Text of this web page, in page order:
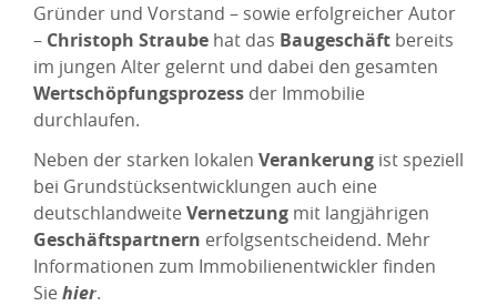
Gründer und Vorstand – sowie erfolgreicher Autor
– Christoph Straube hat das Baugeschäft bereits
im jungen Alter gelernt und dabei den gesamten
Wertschöpfungsprozess der Immobilie
durchlaufen.
Neben der starken lokalen Verankerung ist speziell
bei Grundstücksentwicklungen auch eine
deutschlandweite Vernetzung mit langjährigen
Geschäftspartnern erfolgsentscheidend. Mehr
Informationen zum Immobilienentwickler finden
Sie hier.